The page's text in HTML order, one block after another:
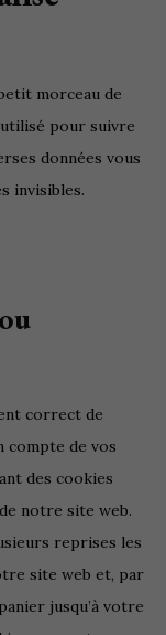
morceau de
pour suivre
données vous
invisibles.
correct de
compte de vos
des cookies
notre site web.
reprises les
site web et, par
jusqu’à votre